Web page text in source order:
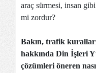
araç sürmesi, insan
mi zordur?
Bakın, trafik
hakkında Din İşleri
çözümleri öneren